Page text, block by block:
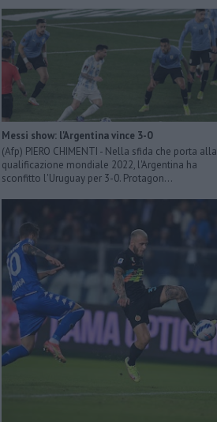
Messi show: l'Argentina vince 3-0
(Afp) PIERO CHIMENTI - Nella sfida che porta alla
qualificazione mondiale 2022, l'Argentina ha
sconfitto l'Uruguay per 3-0. Protagon...